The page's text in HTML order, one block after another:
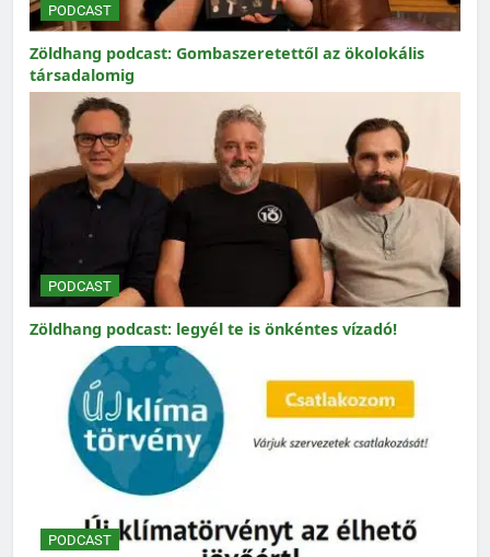
PODCAST
Zöldhang podcast: Gombaszeretettől az ökolokális
társadalomig
PODCAST
Zöldhang podcast: legyél te is önkéntes vízadó!
PODCAST